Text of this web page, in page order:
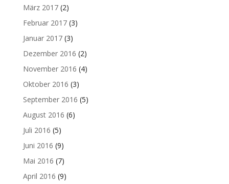
März 2017(2)
Februar 2017(3)
Januar 2017(3)
Dezember 2016 (2)
November 2016 (4)
Oktober 2016 (3)
September 2016 (5)
August 2016 (6)
Juli 2016 (5)
Juni 2016 (9)
Mai 2016 (7)
April 2016 (9)